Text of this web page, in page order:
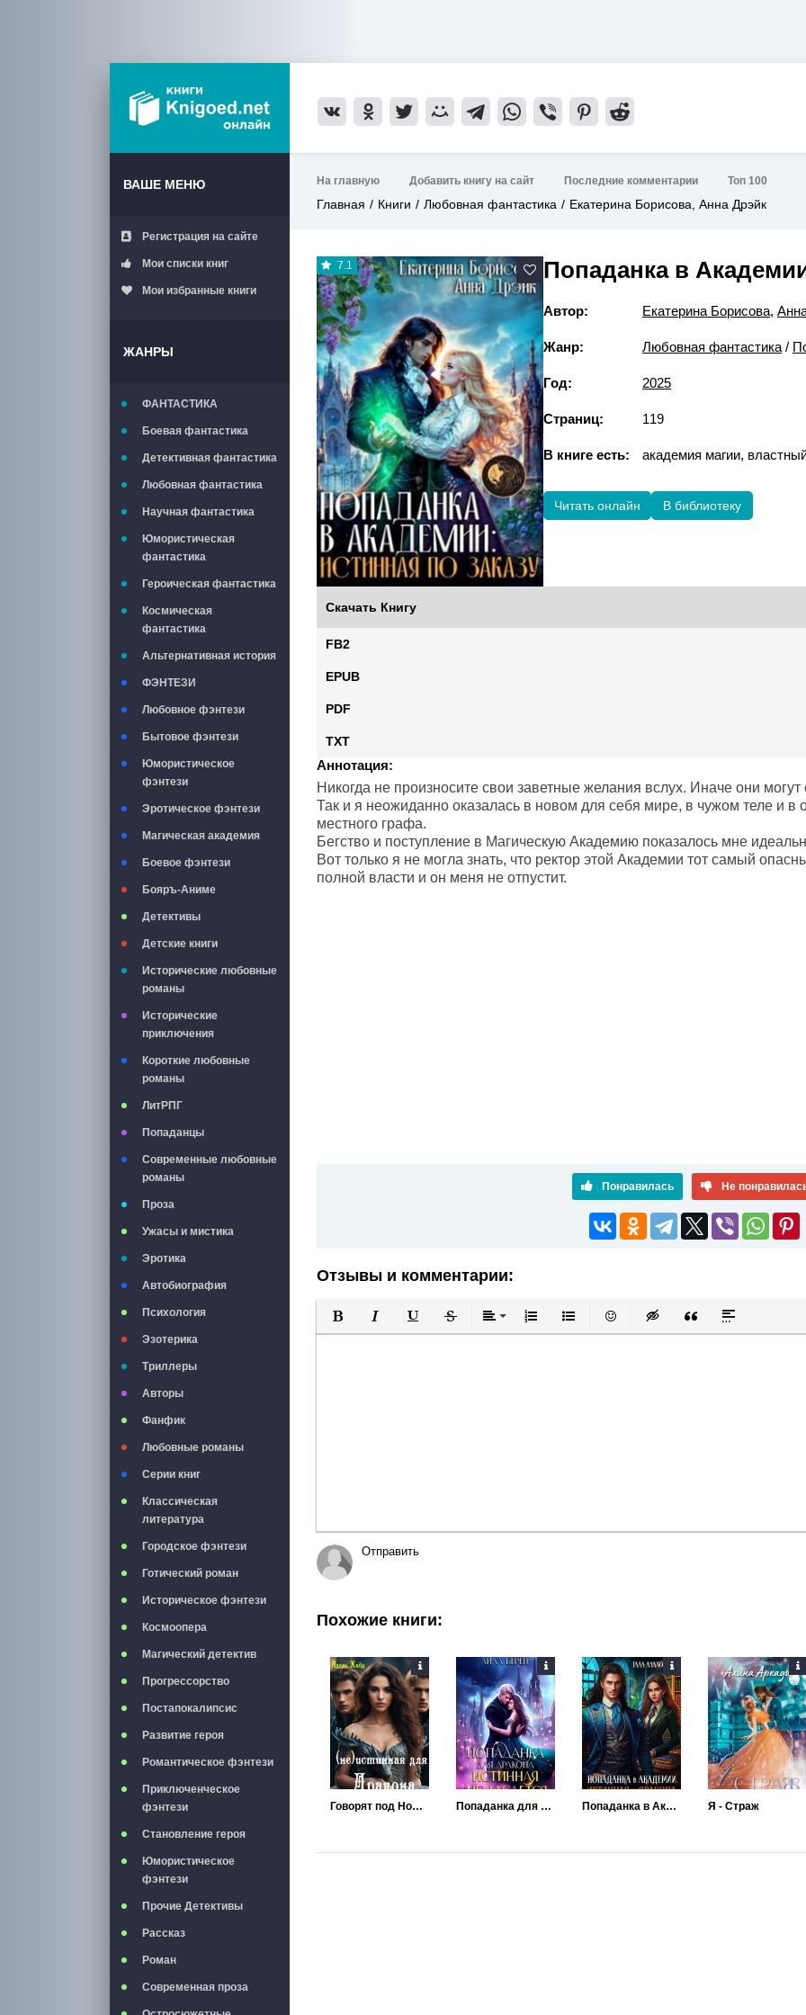
ВАШЕ МЕНЮ
Регистрация на сайте
Мои списки книг
Мои избранные книги
ЖАНРЫ
ФАНТАСТИКА
Боевая фантастика
Детективная фантастика
Любовная фантастика
Научная фантастика
Юмористическая
фантастика
Героическая фантастика
Космическая
фантастика
Альтернативная история
ФЭНТЕЗИ
Любовное фэнтези
Бытовое фэнтези
Юмористическое
фэнтези
Эротическое фэнтези
Магическая академия
Боевое фэнтези
Бояръ-Аниме
Детективы
Детские книги
Исторические любовные
романы
Исторические
приключения
Короткие любовные
романы
ЛитРПГ
Попаданцы
Современные любовные
романы
Проза
Ужасы и мистика
Эротика
Автобиография
Психология
Эзотерика
Триллеры
Авторы
Фанфик
Любовные романы
Серии книг
Классическая
литература
Городское фэнтези
Готический роман
Историческое фэнтези
Космоопера
Магический детектив
Прогрессорство
Постапокалипсис
Развитие героя
Романтическое фэнтези
Приключенческое
фэнтези
Становление героя
Юмористическое
фэнтези
Прочие Детективы
Рассказ
Роман
Современная проза
На главную Добавить книгу на сайт Последние комментарии Топ 100
Главная Книги Любовная фантастика Екатерина Борисова, Анна Дрэйк
7.1 Попаданка в
Автор: Екатерина Борисова,
Жанр: Любовная фантастика /
Год: 2025
Страниц: 119
В книге есть: академия магии,
Читать онлайн В библиотеку
Скачать Книгу
FB2
EPUB
PDF
TXT
Аннотация:
Никогда не произносите свои заветные желания вслух. Иначе они могут
Так и я неожиданно оказалась в новом для себя мире, в чужом теле и в
местного графа.
Бегство и поступление в Магическую Академию показалось мне
Вот только я не могла знать, что ректор этой Академии тот самый
полной власти и он меня не отпустит.
Понравилась Не
Отзывы и комментарии:
Полужирный
КурсивПодчеркнутый
ЗачеркнутыйВыравнивание
Нумерованный список
Маркированный список
Вставить смайлик
Вставка скрытого текста
Вставка цитаты
Вставка
Отправить
Похожие книги:
Говорят под Новый год... (не) Истинная для дракона Попаданка для дракона. Истинная не кусается Попаданка в Академии. Истинная для дракона Я - Страж